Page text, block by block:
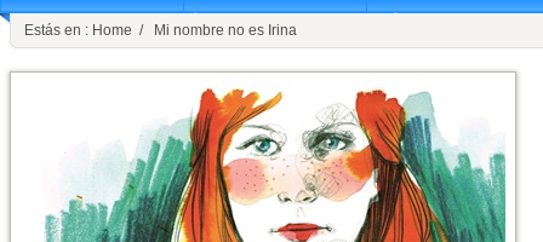
Estás en : Home / Mi nombre no es Irina